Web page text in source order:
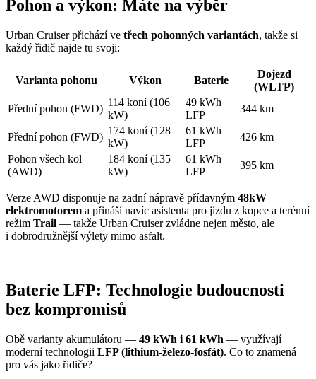
Pohon a výkon: Máte na výběr
Urban Cruiser přichází ve třech pohonných variantách, takže si
každý řidič najde tu svoji:
Varianta pohonu Výkon Baterie
Dojezd
(WLTP)
Přední pohon (FWD)
114 koní (106
kW)
49 kWh
LFP
344 km
Přední pohon (FWD)
174 koní (128
kW)
61 kWh
LFP
426 km
Pohon všech kol
(AWD)
184 koní (135
kW)
61 kWh
LFP
395 km
Verze AWD disponuje na zadní nápravě přídavným 48kW
elektromotorem a přináší navíc asistenta pro jízdu z kopce a terénní
režim Trail — takže Urban Cruiser zvládne nejen město, ale
i dobrodružnější výlety mimo asfalt.
Baterie LFP: Technologie budoucnosti
bez kompromisů
Obě varianty akumulátoru — 49 kWh i 61 kWh — využívají
moderní technologii LFP (lithium-železo-fosfát). Co to znamená
pro vás jako řidiče?